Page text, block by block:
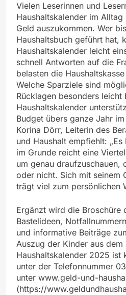
Vielen Leserinnen und
Haushaltskalender im
Geld auszukommen. Wer
Haushaltsbuch geführt hat,
Haushaltskalender leicht
schnell Antworten auf die
belasten die
Welche Sparziele sind
Rücklagen besonders leicht
Haushaltskalender
Budget übers ganze Jahr
Korina Dörr, Leiterin des
und Haushalt empfiehlt:
im Grunde reicht eine
um genau draufzuschauen,
oder nicht. Sich mit seinem
trägt viel zum persönlichen
Ergänzt wird die Broschüre
Bastelideen,
und informative Beiträge
Auszug der Kinder aus dem
Haushaltskalender 2025 ist
unter der Telefonnummer
unter www.geld-und-
(https://